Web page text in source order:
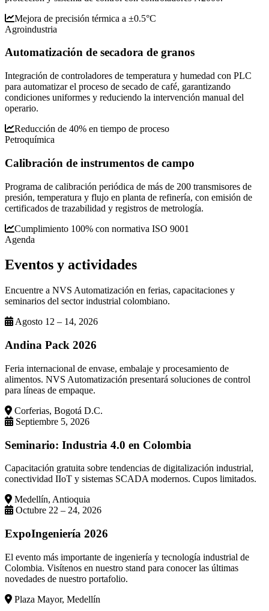
Mejora de precisión térmica a ±0.5°C
Agroindustria
Automatización de secadora de granos
Integración de controladores de temperatura y humedad con PLC
para automatizar el proceso de secado de café, garantizando
condiciones uniformes y reduciendo la intervención manual del
operario.
Reducción de 40% en tiempo de proceso
Petroquímica
Calibración de instrumentos de campo
Programa de calibración periódica de más de 200 transmisores de
presión, temperatura y flujo en planta de refinería, con emisión de
certificados de trazabilidad y registros de metrología.
Cumplimiento 100% con normativa ISO 9001
Agenda
Eventos y actividades
Encuentre a NVS Automatización en ferias, capacitaciones y
seminarios del sector industrial colombiano.
Agosto 12 – 14, 2026
Andina Pack 2026
Feria internacional de envase, embalaje y procesamiento de
alimentos. NVS Automatización presentará soluciones de control
para líneas de empaque.
Corferias, Bogotá D.C.
Septiembre 5, 2026
Seminario: Industria 4.0 en Colombia
Capacitación gratuita sobre tendencias de digitalización industrial,
conectividad IIoT y sistemas SCADA modernos. Cupos limitados.
Medellín, Antioquia
Octubre 22 – 24, 2026
ExpoIngeniería 2026
El evento más importante de ingeniería y tecnología industrial de
Colombia. Visítenos en nuestro stand para conocer las últimas
novedades de nuestro portafolio.
Plaza Mayor, Medellín